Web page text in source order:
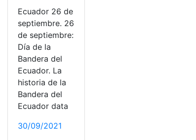
Ecuador 26 de
septiembre. 26
de septiembre:
Día de la
Bandera del
Ecuador. La
historia de la
Bandera del
Ecuador data
30/09/2021